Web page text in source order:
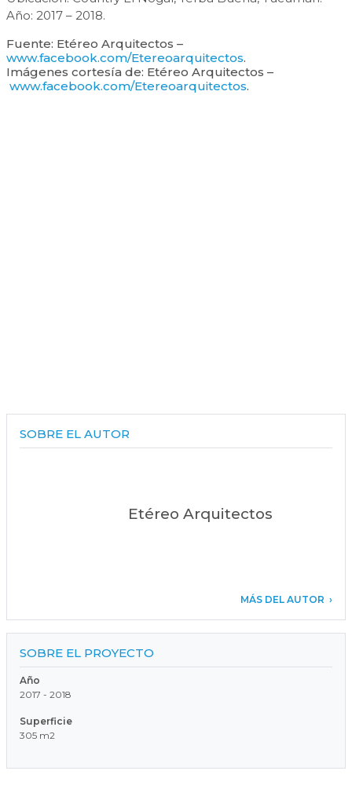
Año: 2017 – 2018.
Fuente: Etéreo Arquitectos –
www.facebook.com/Etereoarquitectos.
Imágenes cortesía de: Etéreo Arquitectos –
www.facebook.com/Etereoarquitectos.
SOBRE EL AUTOR
Etéreo Arquitectos
MÁS DEL AUTOR
SOBRE EL PROYECTO
Año
2017 - 2018
Superficie
305 m2